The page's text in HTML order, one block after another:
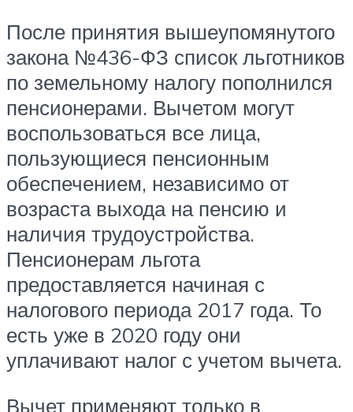
После принятия вышеупомянутого
закона №436-ФЗ список льготников
по земельному налогу пополнился
пенсионерами. Вычетом могут
воспользоваться все лица,
пользующиеся пенсионным
обеспечением, независимо от
возраста выхода на пенсию и
наличия трудоустройства.
Пенсионерам льгота
предоставляется начиная с
налогового периода 2017 года. То
есть уже в 2020 году они
уплачивают налог с учетом вычета.
Вычет применяют только в